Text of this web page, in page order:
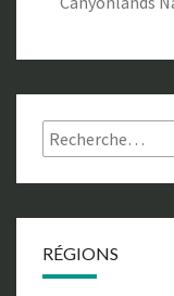
Rechercher :
RÉGIONS